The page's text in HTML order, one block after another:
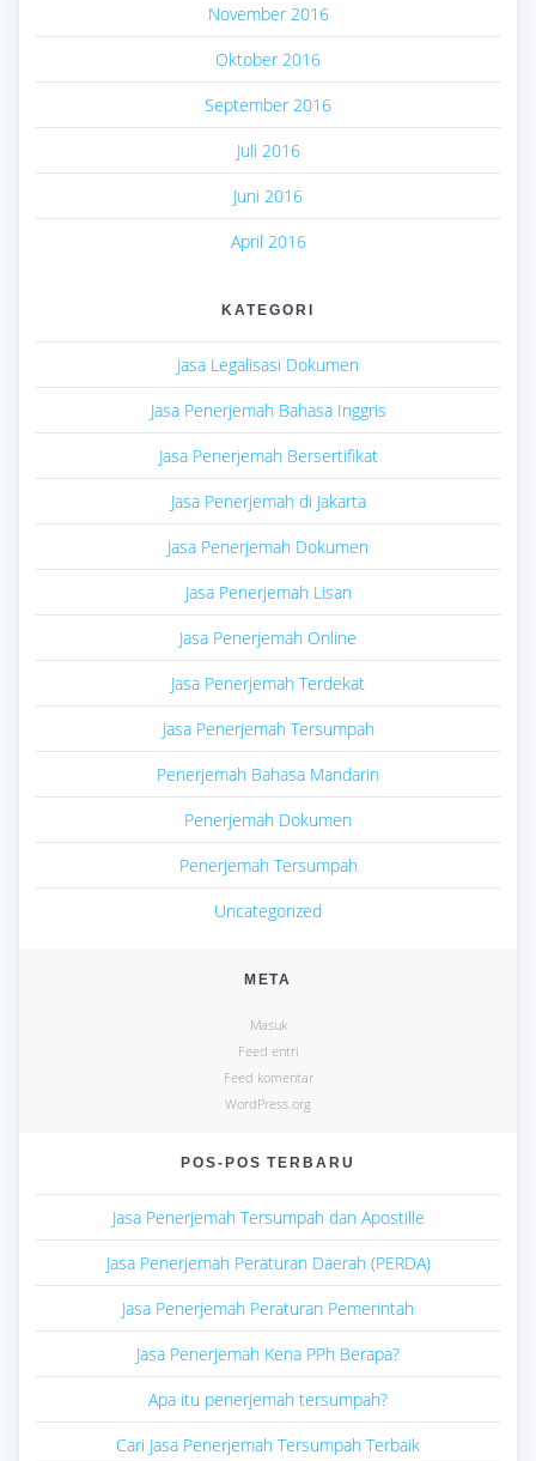
November 2016
Oktober 2016
September 2016
Juli 2016
Juni 2016
April 2016
KATEGORI
Jasa Legalisasi Dokumen
Jasa Penerjemah Bahasa Inggris
Jasa Penerjemah Bersertifikat
Jasa Penerjemah di Jakarta
Jasa Penerjemah Dokumen
Jasa Penerjemah Lisan
Jasa Penerjemah Online
Jasa Penerjemah Terdekat
Jasa Penerjemah Tersumpah
Penerjemah Bahasa Mandarin
Penerjemah Dokumen
Penerjemah Tersumpah
Uncategorized
META
Masuk
Feed entri
Feed komentar
WordPress.org
POS-POS TERBARU
Jasa Penerjemah Tersumpah dan Apostille
Jasa Penerjemah Peraturan Daerah (PERDA)
Jasa Penerjemah Peraturan Pemerintah
Jasa Penerjemah Kena PPh Berapa?
Apa itu penerjemah tersumpah?
Cari Jasa Penerjemah Tersumpah Terbaik